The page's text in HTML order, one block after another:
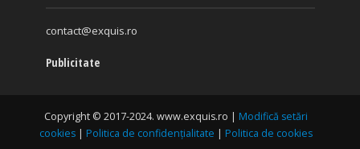
contact@exquis.ro
Publicitate
Copyright © 2017-2024. www.exquis.ro | Modifică setări
cookies | Politica de confidențialitate | Politica de cookies